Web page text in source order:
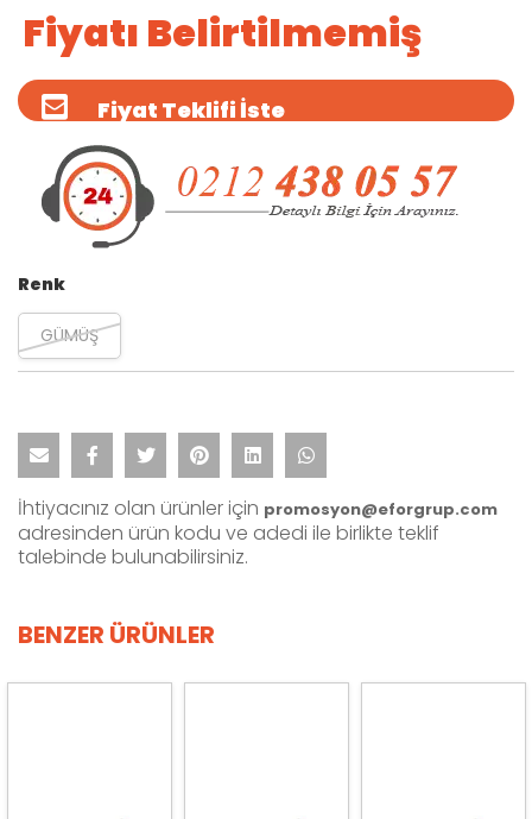
Fiyatı Belirtilmemiş
Fiyat Teklifi İste
Renk
GÜMÜŞ
İhtiyacınız olan ürünler için promosyon@eforgrup.com
adresinden ürün kodu ve adedi ile birlikte teklif
talebinde bulunabilirsiniz.
BENZER ÜRÜNLER